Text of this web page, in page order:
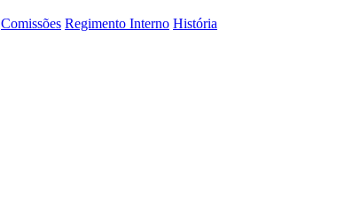
Comissões Regimento Interno História